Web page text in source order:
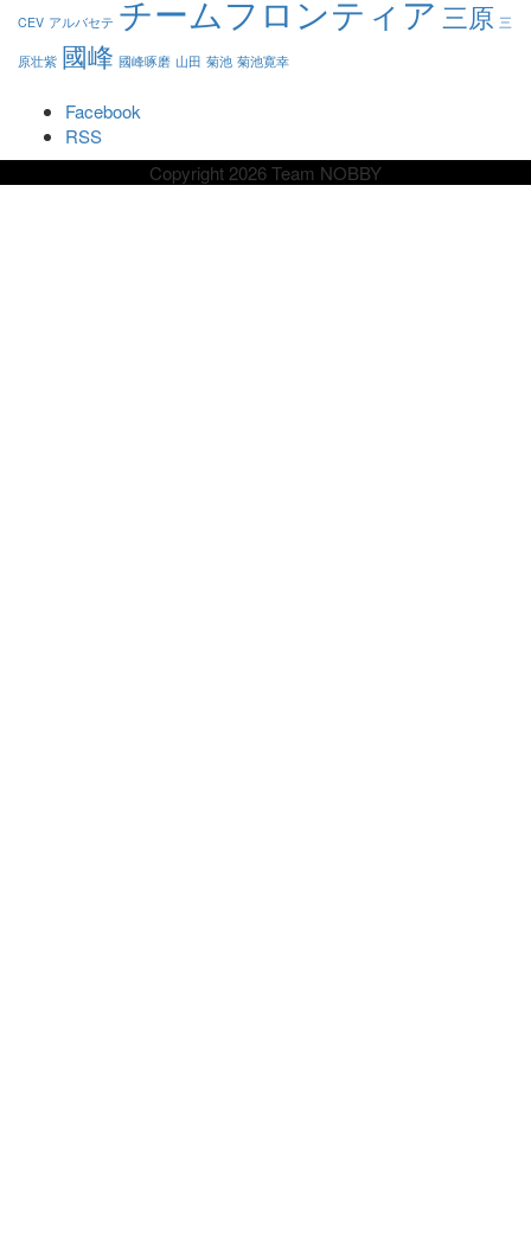
CEV アルバセテ チームフロンティア 三原 三
原壮紫 國峰 國峰啄磨 山田 菊池 菊池寛幸
Facebook
RSS
Copyright 2026 Team NOBBY